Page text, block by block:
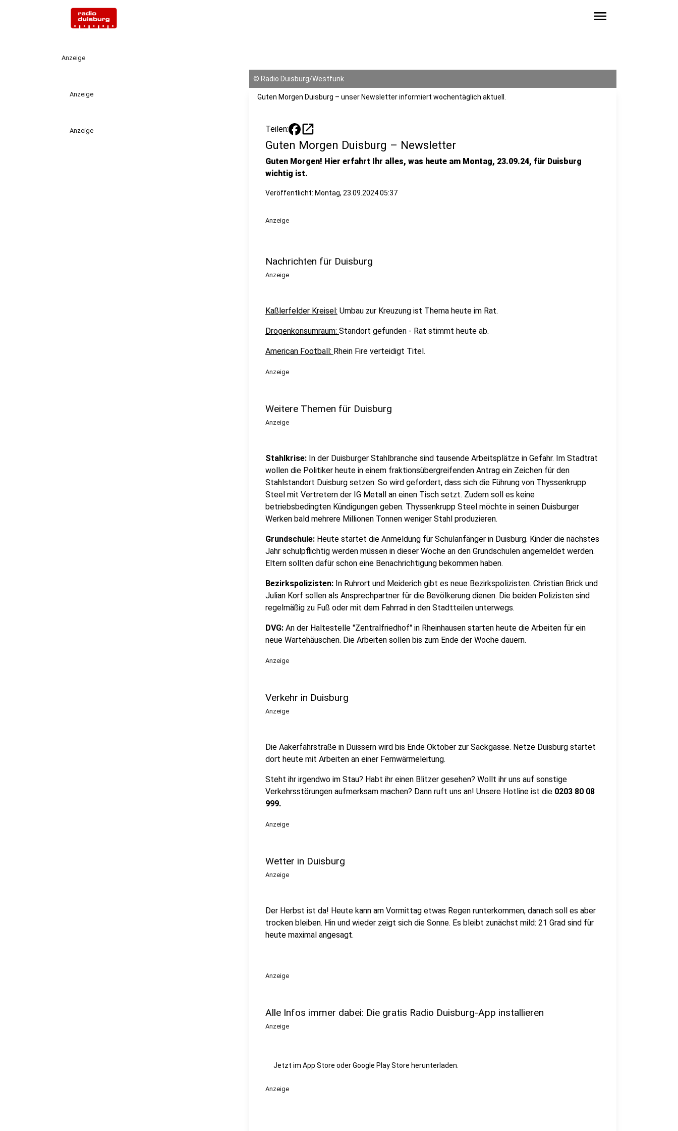
menu
Anzeige
Anzeige
Anzeige
© Radio Duisburg/Westfunk
Guten Morgen Duisburg – unser Newsletter informiert wochentäglich aktuell.
Teilen: open_in_new
Guten Morgen Duisburg – Newsletter
Guten Morgen! Hier erfahrt Ihr alles, was heute am Montag, 23.09.24, für Duisburg
wichtig ist.
Veröffentlicht: Montag, 23.09.2024 05:37
Anzeige
Nachrichten für Duisburg
Anzeige
Kaßlerfelder Kreisel: Umbau zur Kreuzung ist Thema heute im Rat.
Drogenkonsumraum: Standort gefunden - Rat stimmt heute ab.
American Football: Rhein Fire verteidigt Titel.
Anzeige
Weitere Themen für Duisburg
Anzeige
Stahlkrise: In der Duisburger Stahlbranche sind tausende Arbeitsplätze in Gefahr. Im Stadtrat
wollen die Politiker heute in einem fraktionsübergreifenden Antrag ein Zeichen für den
Stahlstandort Duisburg setzen. So wird gefordert, dass sich die Führung von Thyssenkrupp
Steel mit Vertretern der IG Metall an einen Tisch setzt. Zudem soll es keine
betriebsbedingten Kündigungen geben. Thyssenkrupp Steel möchte in seinen Duisburger
Werken bald mehrere Millionen Tonnen weniger Stahl produzieren.
Grundschule: Heute startet die Anmeldung für Schulanfänger in Duisburg. Kinder die nächstes
Jahr schulpflichtig werden müssen in dieser Woche an den Grundschulen angemeldet werden.
Eltern sollten dafür schon eine Benachrichtigung bekommen haben.
Bezirkspolizisten: In Ruhrort und Meiderich gibt es neue Bezirkspolizisten. Christian Brick und
Julian Korf sollen als Ansprechpartner für die Bevölkerung dienen. Die beiden Polizisten sind
regelmäßig zu Fuß oder mit dem Fahrrad in den Stadtteilen unterwegs.
DVG: An der Haltestelle "Zentralfriedhof" in Rheinhausen starten heute die Arbeiten für ein
neue Wartehäuschen. Die Arbeiten sollen bis zum Ende der Woche dauern.
Anzeige
Verkehr in Duisburg
Anzeige
Die Aakerfährstraße in Duissern wird bis Ende Oktober zur Sackgasse. Netze Duisburg startet
dort heute mit Arbeiten an einer Fernwärmeleitung.
Steht ihr irgendwo im Stau? Habt ihr einen Blitzer gesehen? Wollt ihr uns auf sonstige
Verkehrsstörungen aufmerksam machen? Dann ruft uns an! Unsere Hotline ist die 0203 80 08
999.
Anzeige
Wetter in Duisburg
Anzeige
Der Herbst ist da! Heute kann am Vormittag etwas Regen runterkommen, danach soll es aber
trocken bleiben. Hin und wieder zeigt sich die Sonne. Es bleibt zunächst mild: 21 Grad sind für
heute maximal angesagt.
Anzeige
Alle Infos immer dabei: Die gratis Radio Duisburg-App installieren
Anzeige
Jetzt im App Store oder Google Play Store herunterladen.
Anzeige